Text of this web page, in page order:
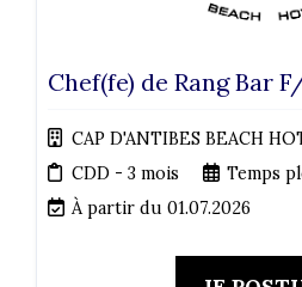
Chef(fe) de Rang Bar
CAP D'ANTIBES BEACH
CDD - 3 mois
Temps
À partir du 01.07.2026